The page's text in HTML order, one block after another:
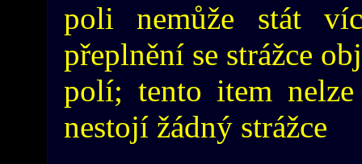
poli nemůže stát
přeplnění se strážce
polí; tento item
nestojí žádný strážce